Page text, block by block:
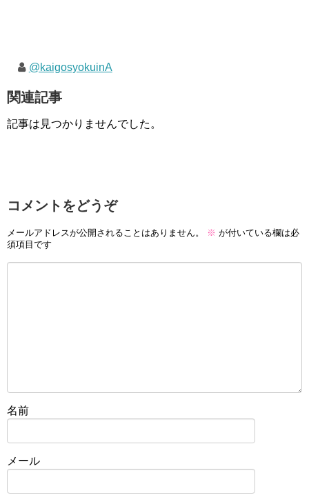
@kaigosyokuinA
関連記事
記事は見つかりませんでした。
コメントをどうぞ
メールアドレスが公開されることはありません。 ※ が付いている欄は必
須項目です
名前
メール